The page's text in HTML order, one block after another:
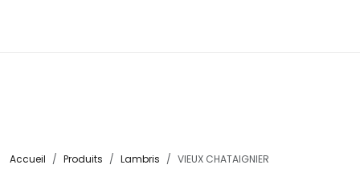
Accueil Produits Lambris VIEUX CHATAIGNIER